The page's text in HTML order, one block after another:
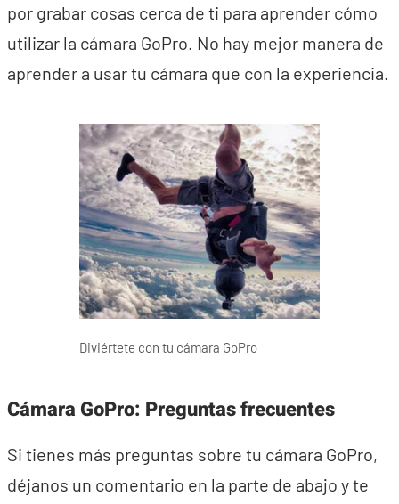
por grabar cosas cerca de ti para aprender cómo
utilizar la cámara GoPro. No hay mejor manera de
aprender a usar tu cámara que con la experiencia.
Diviértete con tu cámara GoPro
Cámara GoPro: Preguntas frecuentes
Si tienes más preguntas sobre tu cámara GoPro,
déjanos un comentario en la parte de abajo y te